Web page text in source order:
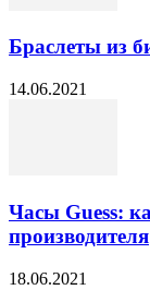
Браслеты из
14.06.2021
Часы Guess:
производителя
18.06.2021